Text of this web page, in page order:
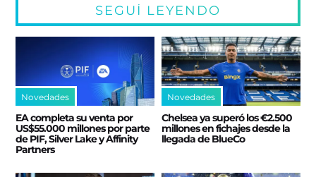
SEGUÍ LEYENDO
Novedades
EA completa su venta por
US$55.000 millones por parte
de PIF, Silver Lake y Affinity
Partners
Novedades
Chelsea ya superó los €2.500
millones en fichajes desde la
llegada de BlueCo